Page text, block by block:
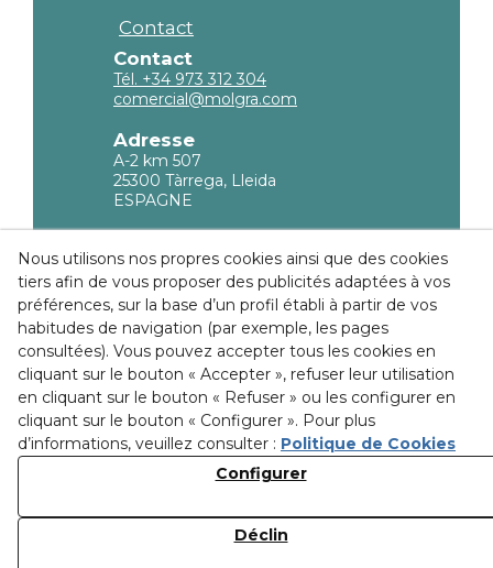
Contact
Contact
Tél. +34 973 312 304
comercial@molgra.com
Adresse
A-2 km 507
25300 Tàrrega, Lleida
ESPAGNE
Information légale
Politique de confidencialité
Politique sur les Cookies
Conditions d'achat
Ethical channel
Découvrez nos
Nous utilisons nos propres cookies ainsi que des cookies
tiers afin de vous proposer des publicités adaptées à vos
préférences, sur la base d’un profil établi à partir de vos
habitudes de navigation (par exemple, les pages
consultées). Vous pouvez accepter tous les cookies en
cliquant sur le bouton « Accepter », refuser leur utilisation
en cliquant sur le bouton « Refuser » ou les configurer en
cliquant sur le bouton « Configurer ». Pour plus
d’informations, veuillez consulter : Politique de Cookies
Configurer
Déclin